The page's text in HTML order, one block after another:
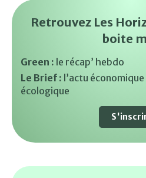
Retrouvez Les
boite
Green : le récap’ hebdo
Le Brief : l’actu
écologique